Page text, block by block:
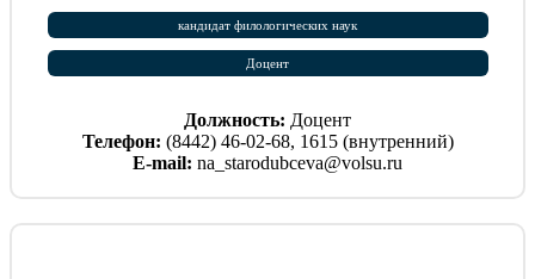
кандидат филологических наук
Доцент
Должность: Доцент
Телефон: (8442) 46-02-68, 1615 (внутренний)
E-mail: na_starodubceva@volsu.ru